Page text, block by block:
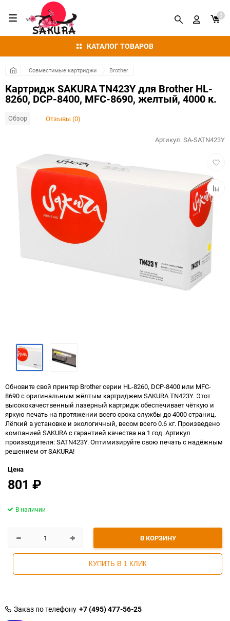
КАТАЛОГ ТОВАРОВ
0
Совместимые картриджи Brother
Картридж SAKURA TN423Y для Brother HL-
8260, DCP-8400, MFC-8690, желтый, 4000 к.
Обзор Отзывы (0)
к
Артикул:SA-SATN423Y
Обновите свой принтер Brother серии HL-8260, DCP-8400 или MFC-
8690 с оригинальным жёлтым картриджем SAKURA TN423Y. Этот
высококачественный лазерный картридж обеспечивает чёткую и
яркую печать на протяжении всего срока службы до 4000 страниц.
Лёгкий в установке и экологичный, весом всего 0.6 кг. Произведено
компанией SAKURA с гарантией качества на 1 год. Артикул
производителя: SATN423Y. Оптимизируйте свою печать с надёжным
решением от SAKURA!
Цена
801 ₽
В КОРЗИНУ
КУПИТЬ В 1 КЛИК
В наличии
Заказ по телефону +7 (495) 477-56-25